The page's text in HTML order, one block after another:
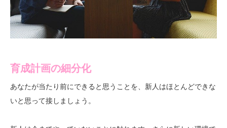
育成計画の細分化
あなたが当たり前にできると思うことを、新人はほとんどできな
いと思って接しましょう。